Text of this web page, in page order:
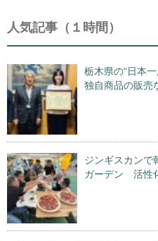
人気記事（１時間）
栃木県の“日本
独自商品の販売
ジンギスカン
ガーデン 活性